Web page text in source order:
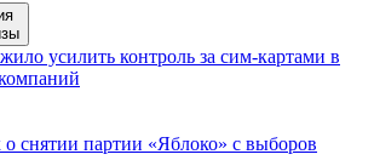
усилить контроль за сим-картами в
снятии партии «Яблоко» с выборов